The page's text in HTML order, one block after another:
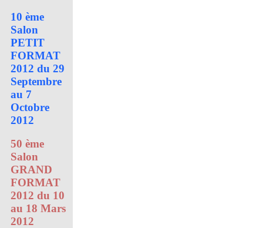
10 ème
Salon
PETIT
FORMAT
2012 du 29
Septembre
au 7
Octobre
2012
50 ème
Salon
GRAND
FORMAT
2012 du 10
au 18 Mars
2012